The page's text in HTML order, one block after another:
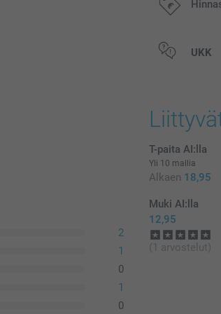
Kaikki hinnat
UKK
Pese
2
1
0
1
0
T-paita AI:lla
Yli 10 mallia
Alkaen 18,95
Muki AI:lla
12,95
(1 arvostelut)